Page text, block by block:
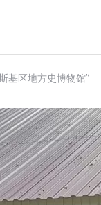
基区地方史博物馆”